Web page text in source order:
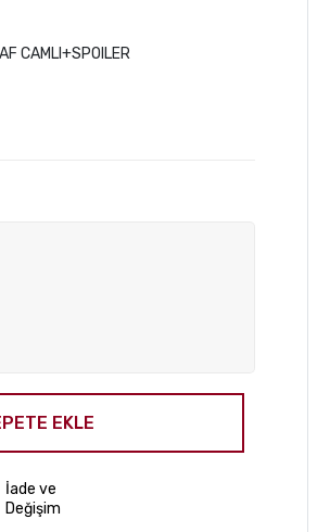
CAMLI+SPOILER
EKLE
İade ve
Değişim